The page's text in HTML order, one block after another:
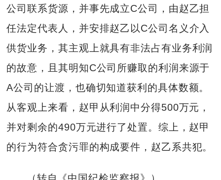
公司联系货源，并事先成立C公司，由赵乙担
任法定代表人，并安排赵乙以C公司名义介入
供货业务，其主观上就具有非法占有业务利润
的故意，且其明知C公司所赚取的利润来源于
A公司的让渡，也确切知道获利的具体数额。
从客观上来看，赵甲从利润中分得500万元，
并对剩余的490万元进行了处置。综上，赵甲
的行为符合贪污罪的构成要件，赵乙系共犯。